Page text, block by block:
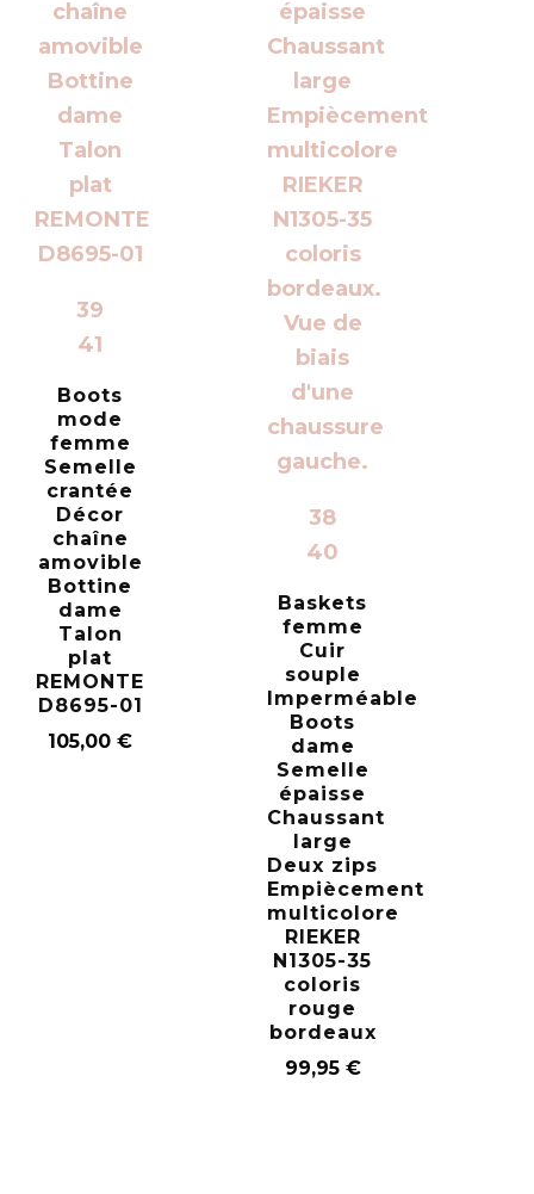
39
41
Boots
mode
femme
Semelle
crantée
Décor
chaîne
amovible
Bottine
dame
Talon
plat
REMONTE
D8695-01
105,00€
38
40
Baskets
femme
Cuir
souple
Imperméable
Boots
dame
Semelle
épaisse
Chaussant
large
Deux zips
Empiècement
multicolore
RIEKER
N1305-35
coloris
rouge
bordeaux
99,95 €